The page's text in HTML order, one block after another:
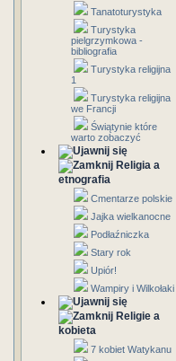
Tanatoturystyka
Turystyka
pielgrzymkowa -
bibliografia
Turystyka religijna
1
Turystyka religijna
we Francji
Świątynie które
warto zobaczyć
Religia a
etnografia
Cmentarze polskie
Jajka wielkanocne
Podłaźniczka
Stary rok
Upiór!
Wampiry i Wilkołaki
Religie a
kobieta
7 kobiet Watykanu